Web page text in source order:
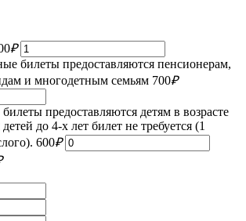
₽
билеты предоставляются пенсионерам,
и многодетным семьям 700₽
предоставляются детям в возрасте
до 4-х лет билет не требуется (1
600₽